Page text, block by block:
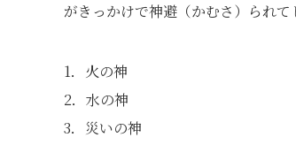
がきっかけで神避（かむさ）られて
1．火の神
2．水の神
3．災いの神